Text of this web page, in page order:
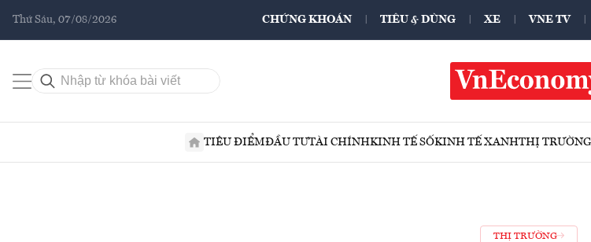
Thứ Sáu, 07/08/2026 CHỨNG KHOÁN TIÊU & DÙNG XE VNE TV
TIÊU ĐIỂMĐẦU TƯTÀI CHÍNHKINH TẾ SỐKINH TẾ XANHTHỊ TRƯỜNG
THỊ TRƯỜNG